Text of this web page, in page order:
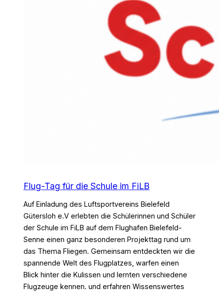
Flug-Tag für die Schule im FiLB
Auf Einladung des Luftsportvereins Bielefeld
Gütersloh e.V erlebten die Schülerinnen und Schüler
der Schule im FiLB auf dem Flughafen Bielefeld-
Senne einen ganz besonderen Projekttag rund um
das Thema Fliegen. Gemeinsam entdeckten wir die
spannende Welt des Flugplatzes, warfen einen
Blick hinter die Kulissen und lernten verschiedene
Flugzeuge kennen. und erfahren Wissenswertes